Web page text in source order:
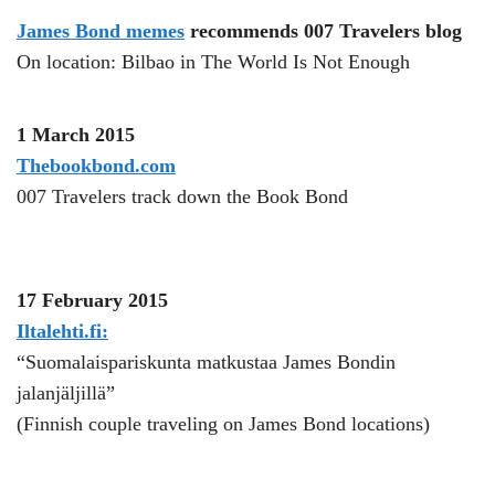
James Bond memes recommends 007 Travelers blog
On location: Bilbao in The World Is Not Enough
1 March 2015
Thebookbond.com
007 Travelers track down the Book Bond
17 February 2015
Iltalehti.fi:
“Suomalaispariskunta matkustaa James Bondin
jalanjäljillä”
(Finnish couple traveling on James Bond locations)